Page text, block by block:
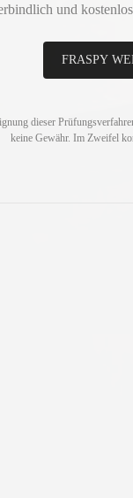
und
FRASPY
dieser
keine Gewähr. Im Zweifel